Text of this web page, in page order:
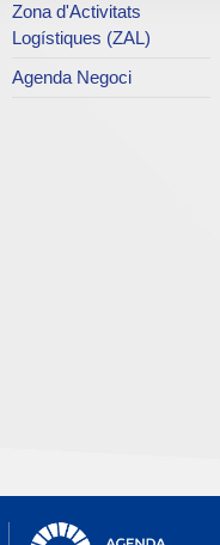
Zona d'Activitats
Logístiques (ZAL)
Agenda Negoci